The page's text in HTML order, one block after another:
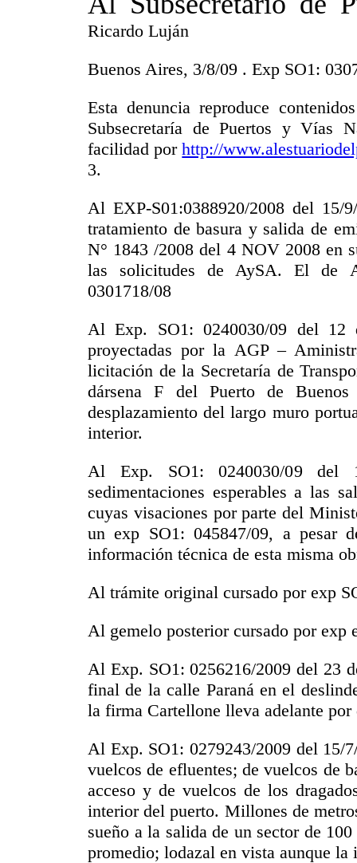
Ricardo Luján
Buenos Aires, 3/8/09 . Exp SO1:
Esta denuncia reproduce
Subsecretaría de Puertos y Vías
facilidad porhttp://
3.
Al EXP-S01:0388920/2008 del
tratamiento de basura y salida de
N° 1843 /2008 del 4 NOV 2008 en
las solicitudes de AySA. El de
0301718/08
Al Exp. SO1: 0240030/09 del 12
proyectadas por la AGP –
licitación de la Secretaría de
dársena F del Puerto de
desplazamiento del largo muro
interior.
Al Exp. SO1: 0240030/09
sedimentaciones esperables a las
cuyas visaciones por parte del
un exp SO1: 045847/09, a pesar
información técnica de esta misma
Al trámite original cursado por exp
Al gemelo posterior cursado por exp
Al Exp. SO1: 0256216/2009 del 23
final de la calle Paraná en el
la firma Cartellone lleva adelante
Al Exp. SO1: 0279243/2009 del 15/
vuelcos de efluentes; de vuelcos de
acceso y de vuelcos de los
interior del puerto. Millones de
sueño a la salida de un sector de
promedio; lodazal en vista aunque